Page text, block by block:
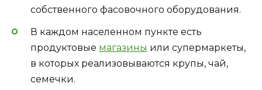
собственного фасовочного оборудования.
В каждом населенном пункте есть
продуктовые магазины или супермаркеты,
в которых реализовываются крупы, чай,
семечки.